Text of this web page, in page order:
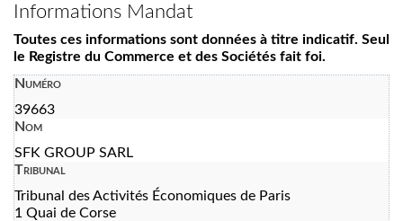
Informations Mandat
Toutes ces informations sont données à titre indicatif. Seul
le Registre du Commerce et des Sociétés fait foi.
Numéro
39663
Nom
SFK GROUP SARL
Tribunal
Tribunal des Activités Économiques de Paris
1 Quai de Corse